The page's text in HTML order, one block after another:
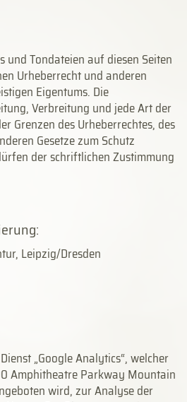
und Tondateien auf diesen Seiten
Urheberrecht und anderen
Eigentums. Die
Verbreitung und jede Art der
Grenzen des Urheberrechtes, des
Gesetze zum Schutz
der schriftlichen Zustimmung
Leipzig/Dresden
„Google Analytics“, welcher
Amphitheatre Parkway Mountain
wird, zur Analyse der